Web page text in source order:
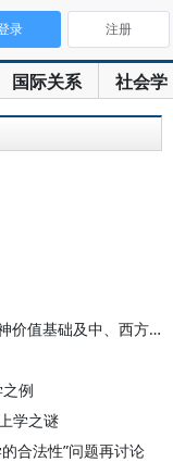
国际关系 社会学
录 注册
方朝晖：从现象学形而上学看西方学术的精神价值基础及中、西方学
例
学之谜
合法性”问题再讨论